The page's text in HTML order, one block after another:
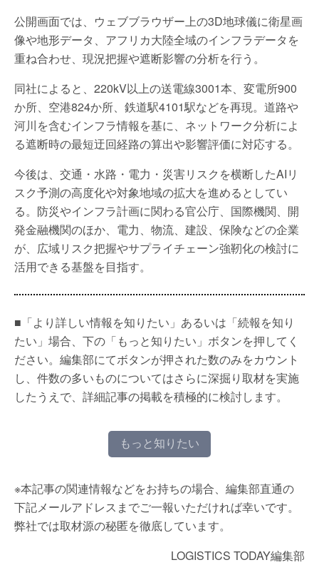
公開画面では、ウェブブラウザー上の3D地球儀に衛星画
像や地形データ、アフリカ大陸全域のインフラデータを
重ね合わせ、現況把握や遮断影響の分析を行う。
同社によると、220kV以上の送電線3001本、変電所900
か所、空港824か所、鉄道駅4101駅などを再現。道路や
河川を含むインフラ情報を基に、ネットワーク分析によ
る遮断時の最短迂回経路の算出や影響評価に対応する。
今後は、交通・水路・電力・災害リスクを横断したAIリ
スク予測の高度化や対象地域の拡大を進めるとしてい
る。防災やインフラ計画に関わる官公庁、国際機関、開
発金融機関のほか、電力、物流、建設、保険などの企業
が、広域リスク把握やサプライチェーン強靭化の検討に
活用できる基盤を目指す。
■「より詳しい情報を知りたい」あるいは「続報を知り
たい」場合、下の「もっと知りたい」ボタンを押してく
ださい。編集部にてボタンが押された数のみをカウント
し、件数の多いものについてはさらに深掘り取材を実施
したうえで、詳細記事の掲載を積極的に検討します。
もっと知りたい
※本記事の関連情報などをお持ちの場合、編集部直通の
下記メールアドレスまでご一報いただければ幸いです。
弊社では取材源の秘匿を徹底しています。
LOGISTICS TODAY編集部